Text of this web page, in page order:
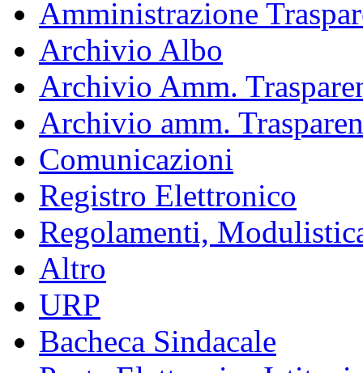
Amministrazione
Archivio Albo
Archivio Amm.
Archivio amm.
Comunicazioni
Registro Elettronico
Regolamenti,
Altro
URP
Bacheca Sindacale